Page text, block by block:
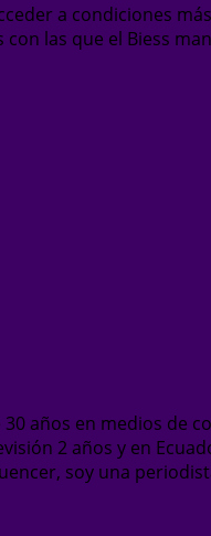
a condiciones
las que el Biess
años en medios de
2 años y en
soy una